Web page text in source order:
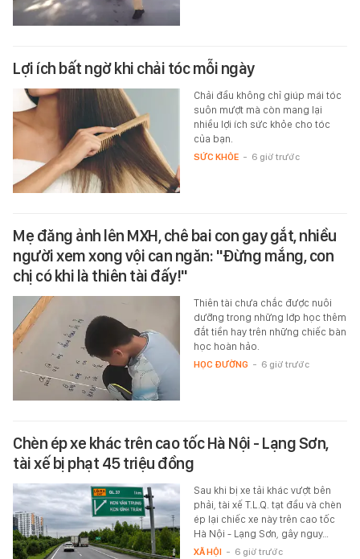
Lợi ích bất ngờ khi chải tóc mỗi ngày
Chải đầu không chỉ giúp mái tóc
suôn mượt mà còn mang lại
nhiều lợi ích sức khỏe cho tóc
của bạn.
SỨC KHỎE - 6 giờ trước
Mẹ đăng ảnh lên MXH, chê bai con gay gắt, nhiều
người xem xong vội can ngăn: "Đừng mắng, con
chị có khi là thiên tài đấy!"
Thiên tài chưa chắc được nuôi
dưỡng trong những lớp học thêm
đắt tiền hay trên những chiếc bàn
học hoàn hảo.
HỌC ĐƯỜNG - 6 giờ trước
Chèn ép xe khác trên cao tốc Hà Nội - Lạng Sơn,
tài xế bị phạt 45 triệu đồng
Sau khi bị xe tải khác vượt bên
phải, tài xế T.L.Q. tạt đầu và chèn
ép lại chiếc xe này trên cao tốc
Hà Nội - Lạng Sơn, gây nguy…
XÃ HỘI - 6 giờ trước